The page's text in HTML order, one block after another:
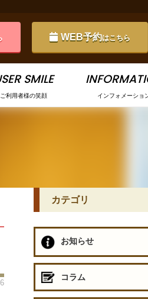
WEB予約はこちら
SMILE
ご利用者様の笑顔 インフォメーショ
カテゴリ
お知らせ
コラム